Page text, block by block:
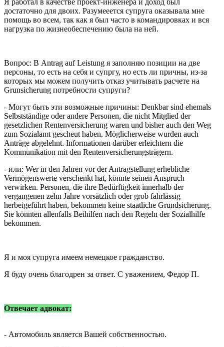
достаточно для двоих. Разумееется супруга оказывала мне
помощь во всем, так как я был часто в командировках и вся
нагрузка по жизнеобеспечению была на ней.
Вопрос: В Antrag auf Leistung я заполняю позиции на две
персоны, то есть на себя и супргу, но есть ли причны, из-за
которых мы можем получить отказ учитывать расчете на
Grunsicherung потребности супруги?
- Могут быть эти возможные причины: Denkbar sind ehemals
Selbstständige oder andere Personen, die nicht Mitglied der
gesetzlichen Rentenversicherung waren und bisher auch den Weg
zum Sozialamt gescheut haben. Möglicherweise wurden auch
Anträge abgelehnt. Informationen darüber erleichtern die
Kommunikation mit den Rentenversicherungsträgern.
- или: Wer in den Jahren vor der Antragstellung erhebliche
Vermögenswerte verschenkt hat, könnte seinen Anspruch
verwirken. Personen, die ihre Bedürftigkeit innerhalb der
vergangenen zehn Jahre vorsätzlich oder grob fahrlässig
herbeigeführt haben, bekommen keine staatliche Grundsicherung.
Sie könnten allenfalls Beihilfen nach den Regeln der Sozialhilfe
bekommen.
Я и моя супруга имеем немецкое гражданство.
Я буду очень благодрен за ответ. С уважением, Федор П.
Отвечает адвокат:
- Автомобиль является Вашей собственностью.